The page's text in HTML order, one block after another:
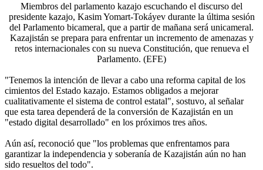
Miembros del parlamento kazajo escuchando el discurso del
presidente kazajo, Kasim Yomart-Tokáyev durante la última sesión
del Parlamento bicameral, que a partir de mañana será unicameral.
Kazajistán se prepara para enfrentar un incremento de amenazas y
retos internacionales con su nueva Constitución, que renueva el
Parlamento. (EFE)
"Tenemos la intención de llevar a cabo una reforma capital de los
cimientos del Estado kazajo. Estamos obligados a mejorar
cualitativamente el sistema de control estatal", sostuvo, al señalar
que esta tarea dependerá de la conversión de Kazajistán en un
"estado digital desarrollado" en los próximos tres años.
Aún así, reconoció que "los problemas que enfrentamos para
garantizar la independencia y soberanía de Kazajistán aún no han
sido resueltos del todo".